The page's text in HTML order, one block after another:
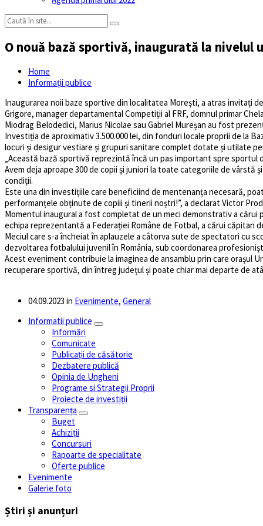
O nouă bază sportivă, inaugurată la nivelul
Home
Informații publice
Inaugurarea noii baze sportive din localitatea Morești, a atras invitați
Grigore, manager departamental Competiții al FRF, domnul primar
Miodrag Belodedici, Marius Nicolae sau Gabriel Mureșan au fost
Investiția de aproximativ 3.500.000 lei, din fonduri locale proprii de la
locuri și desigur vestiare și grupuri sanitare complet dotate și utilate
„Această bază sportivă reprezintă încă un pas important spre sportul
Avem deja aproape 300 de copii și juniori la toate categoriile de vârstă
condiții.
Este una din investițiile care beneficiind de mentenanța necesară,
performanțele obținute de copiii și tinerii noștri!”, a declarat Victor
Momentul inaugural a fost completat de un meci demonstrativ a
echipa reprezentantă a Federației Române de Fotbal, a cărui căpitan
Meciul care s-a încheiat în aplauzele a câtorva sute de spectatori cu
dezvoltarea fotbalului juvenil în România, sub coordonarea
Acest eveniment contribuie la imaginea de ansamblu prin care
recuperare sportivă, din întreg județul și poate chiar mai departe de
04.09.2023 in Evenimente, General
Informatii publice
Informări
Comunicate
Publicații de căsătorie
Dezbatere publică
Opinia de Ungheni
Programe si Strategii Proprii
Proiecte de investiții
Transparența
Buget
Achiziții
Concursuri
Rapoarte de specialitate
Oferte publice
Evenimente
Galerie foto
Știri și anunțuri